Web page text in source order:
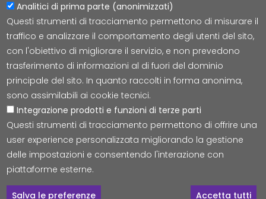
Analitici di prima parte (anonimizzati)
Questi strumenti di tracciamento permettono di misurare il
traffico e analizzare il comportamento degli utenti del sito,
con l'obiettivo di migliorare il servizio, e non prevedono
trasferimento di informazioni al di fuori del dominio
principale del sito. In quanto raccolti in forma anonima,
sono assimilabili ai cookie tecnici.
Integrazione prodotti e funzioni di terze parti
Questi strumenti di tracciamento permettono di offrire una
user experience personalizzata migliorando la gestione
delle impostazioni e consentendo l'interazione con
piattaforme esterne.
Salva le preferenze Accetta tutti
PEC:
segreteria@pec.lepida.it
Capitale Sociale i.v. ad oggi € 69.881.000,00
P.IVA/CF 02770891204
Accessibilità Cookie Privacy Social Media Mappa
© Tutti i diritti riservati Lepida S.c.p.A.